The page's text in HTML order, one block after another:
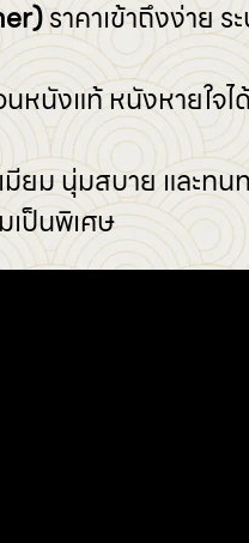
ราคาเข้าถึงง่าย
หนังแท้ หนังหายใจ
ยม นุ่มสบาย และทน
ป็นพิเศษ